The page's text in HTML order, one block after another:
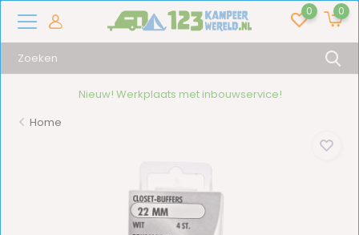
0 0
Nieuw! Werkplaats met inbouwservice!
Home